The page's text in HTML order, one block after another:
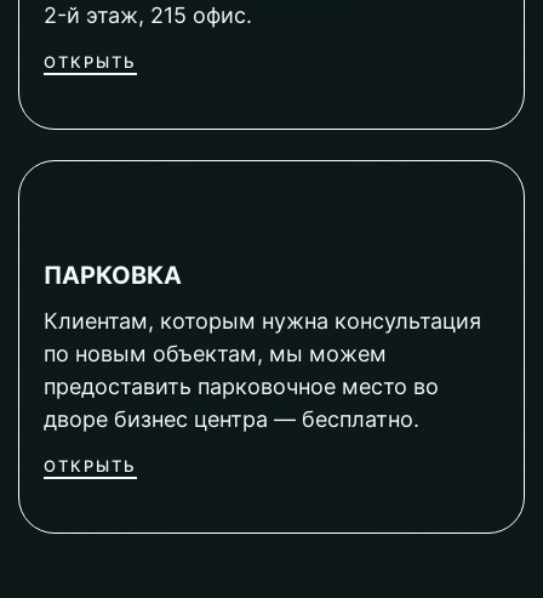
2-й этаж, 215 офис.
ОТКРЫТЬ
ПАРКОВКА
Клиентам, которым нужна консультация
по новым объектам, мы можем
предоставить парковочное место во
дворе бизнес центра — бесплатно.
ОТКРЫТЬ